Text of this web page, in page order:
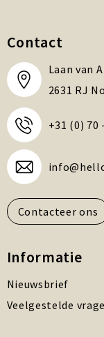
Contact
Laan van
2631 RJ
+31 (0) 70
Contacteer ons
Informatie
Nieuwsbrief
Veelgestelde